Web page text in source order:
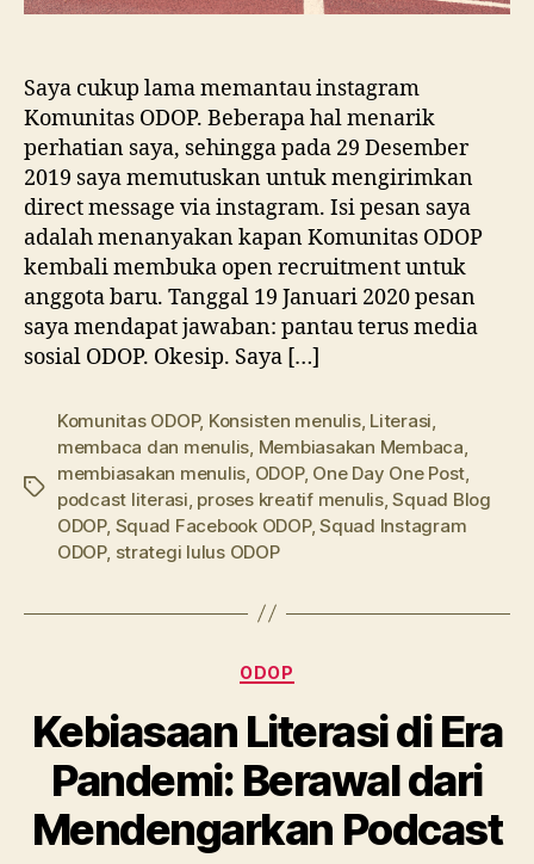
Saya cukup lama memantau instagram
Komunitas ODOP. Beberapa hal menarik
perhatian saya, sehingga pada 29 Desember
2019 saya memutuskan untuk mengirimkan
direct message via instagram. Isi pesan saya
adalah menanyakan kapan Komunitas ODOP
kembali membuka open recruitment untuk
anggota baru. Tanggal 19 Januari 2020 pesan
saya mendapat jawaban: pantau terus media
sosial ODOP. Okesip. Saya […]
Tags
Komunitas ODOP, Konsisten menulis, Literasi
membaca dan menulis Membiasakan Membaca
membiasakan menulis ODOP, One Day One Post
podcast literasi proses kreatif menulis,Squad Blog
ODOP, Squad Facebook ODOP,Squad Instagram
ODOP, strategi lulus ODOP
Categories
ODOP
Kebiasaan Literasi di Era
Pandemi: Berawal dari
Mendengarkan Podcast